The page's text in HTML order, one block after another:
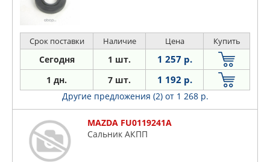
Срок поставки Наличие Цена Купить
Сегодня 1 шт. 1 257 р.
1 дн. 7 шт. 1 192 р.
Другие предложения (2) от 1 268 р.
MAZDA FU0119241A
Сальник АКПП